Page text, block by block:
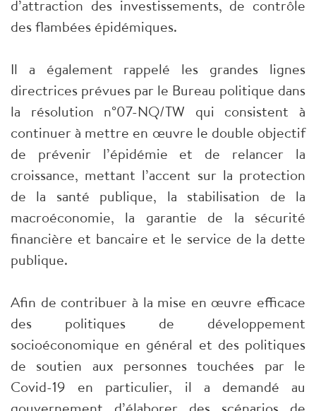
d’attraction des investissements, de contrôle
des flambées épidémiques.
Il a également rappelé les grandes lignes
directrices prévues par le Bureau politique dans
la résolution n°07-NQ/TW qui consistent à
continuer à mettre en œuvre le double objectif
de prévenir l’épidémie et de relancer la
croissance, mettant l’accent sur la protection
de la santé publique, la stabilisation de la
macroéconomie, la garantie de la sécurité
financière et bancaire et le service de la dette
publique.
Afin de contribuer à la mise en œuvre efficace
des politiques de développement
socioéconomique en général et des politiques
de soutien aux personnes touchées par le
Covid-19 en particulier, il a demandé au